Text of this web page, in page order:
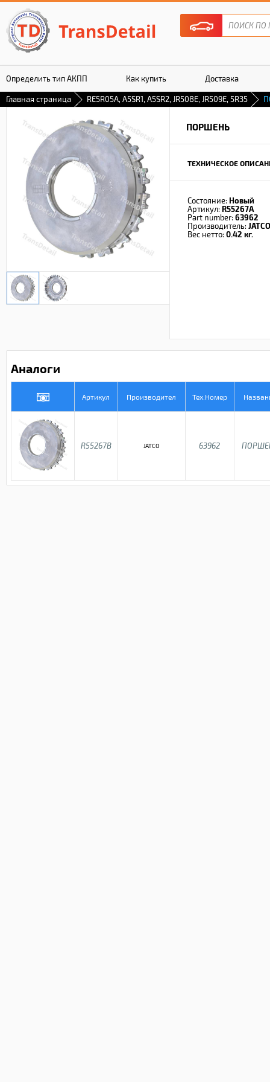
Определить тип АКПП Как купить Доставка
Гарантия
Главная страница RE5R05A, A5SR1, A5SR2, JR508E, JR509E, 5R35
ПОРШЕНЬ
ТЕХНИЧЕСКОЕ
Состояние: Новый
Артикул: R55267A
Part number: 63962
Производитель: JATCO
Вес нетто: 0.42 кг.
Аналоги
Артикул Производител Тех.Номер
R55267B JATCO 63962